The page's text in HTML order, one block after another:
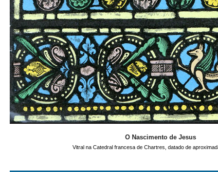
O Nascimento de Jesus
Vitral na Catedral francesa de Chartres, datado de